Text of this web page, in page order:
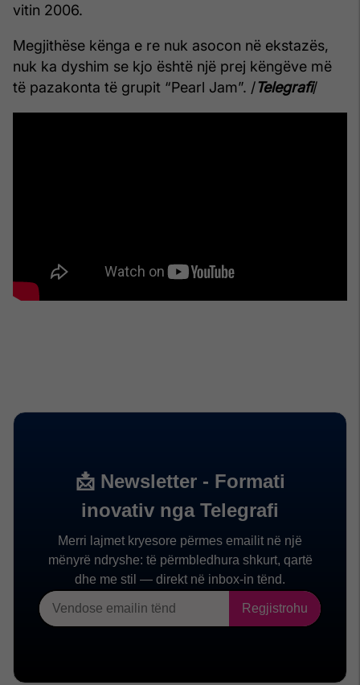
vitin 2006.
Megjithëse kënga e re nuk asocon në ekstazës,
nuk ka dyshim se kjo është një prej këngëve më
të pazakonta të grupit “Pearl Jam”. /Telegrafi/